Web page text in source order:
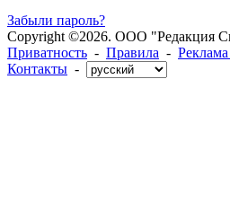
Забыли пароль?
Copyright ©2026. ООО "Редакция
Приватность - Правила -
Контакты -